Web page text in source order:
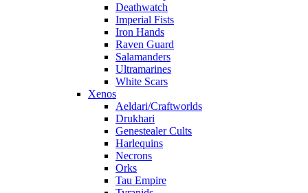
Deathwatch
Imperial Fists
Iron Hands
Raven Guard
Salamanders
Ultramarines
White Scars
Xenos
Aeldari/Craftworlds
Drukhari
Genestealer Cults
Harlequins
Necrons
Orks
Tau Empire